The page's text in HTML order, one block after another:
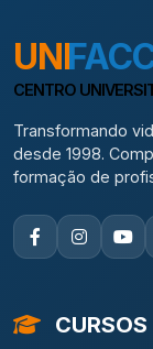
UNI
CENTRO
Transformando
desde 1998.
formação de
CURSOS